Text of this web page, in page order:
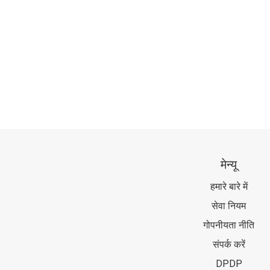
मेन्यू
हमारे बारे में
सेवा नियम
गोपनीयता नीति
संपर्क करें
DPDP